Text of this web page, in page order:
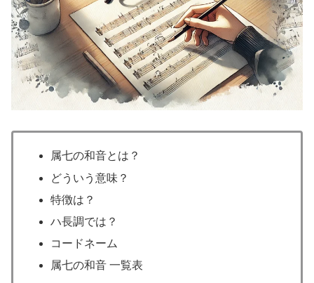
属七の和音とは？
どういう意味？
特徴は？
ハ長調では？
コードネーム
属七の和音 一覧表